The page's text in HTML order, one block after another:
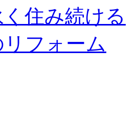
住み続ける
リフォーム